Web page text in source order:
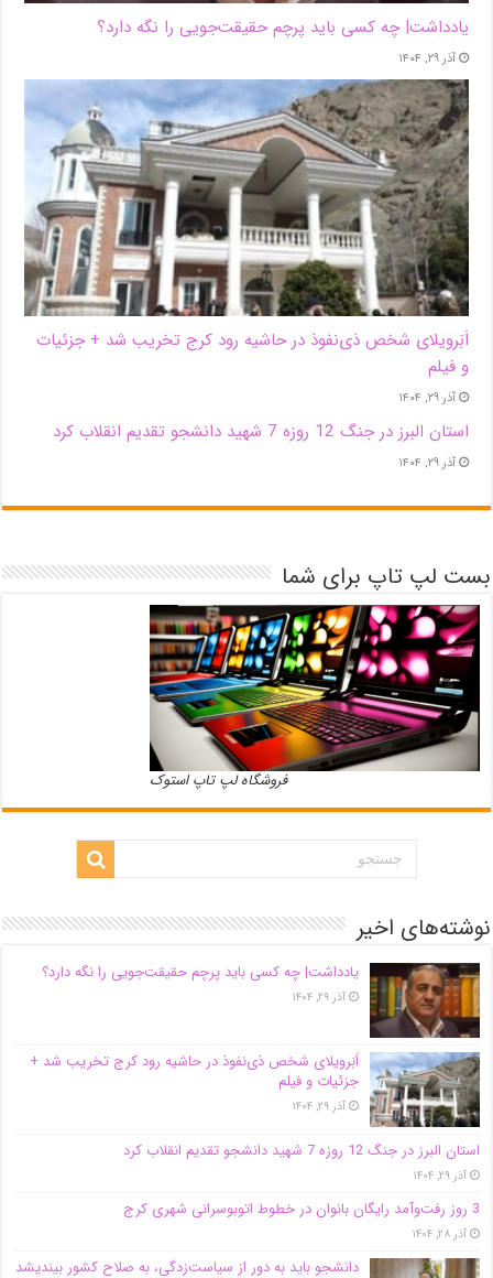
یادداشت| ‌چه کسی باید پرچم حقیقت‌جویی را نگه دارد؟
آذر ۲۹, ۱۴۰۴
اَبَر‌ویلای شخص ذی‌نفوذ در حاشیه‌ رود کرج تخریب شد + جزئیات
و فیلم
آذر ۲۹, ۱۴۰۴
استان البرز در جنگ 12 روزه 7 شهید دانشجو تقدیم انقلاب کرد
آذر ۲۹, ۱۴۰۴
بست لپ تاپ برای شما
فروشگاه لپ تاپ استوک
نوشته‌های اخیر
یادداشت| ‌چه کسی باید پرچم حقیقت‌جویی را نگه دارد؟
آذر ۲۹, ۱۴۰۴
اَبَر‌ویلای شخص ذی‌نفوذ در حاشیه‌ رود کرج تخریب شد +
جزئیات و فیلم
آذر ۲۹, ۱۴۰۴
استان البرز در جنگ 12 روزه 7 شهید دانشجو تقدیم انقلاب کرد
آذر ۲۹, ۱۴۰۴
3 روز رفت‌وآمد رایگان بانوان در خطوط اتوبوسرانی شهری کرج
آذر ۲۸, ۱۴۰۴
دانشجو باید به دور از سیاست‌زدگی، به صلاح کشور بیندیشد